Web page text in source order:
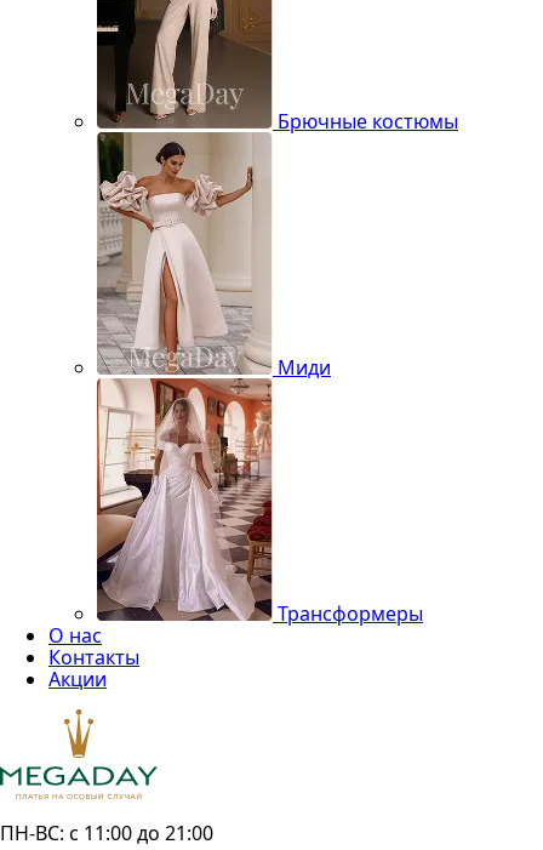
Брючные костюмы
Миди
Трансформеры
О нас
Контакты
Акции
ПН-ВС: с 11:00 до 21:00